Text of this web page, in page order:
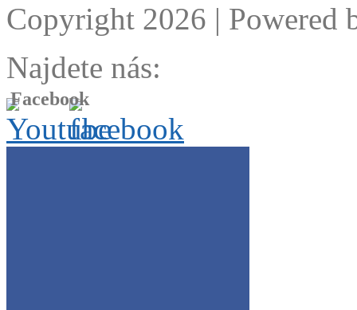
Copyright 2026 | Powered
Najdete nás:
Facebook
Get the Facebook Likebox Slider Pro for WordPress